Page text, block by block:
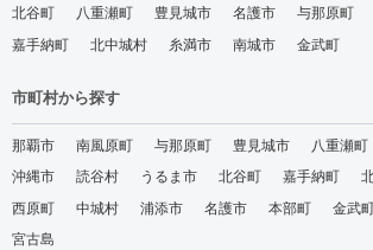
北谷町
八重瀬町 豊見城市 名護市 与那原町
嘉手納町
北中城村 糸満市 南城市 金武町
市町村から探す
那覇市 南風原町 与那原町 豊見城市 八重瀬町
沖縄市
読谷村 うるま市 北谷町 嘉手納町
西原町
中城村 浦添市 名護市 本部町 金武
宮古島